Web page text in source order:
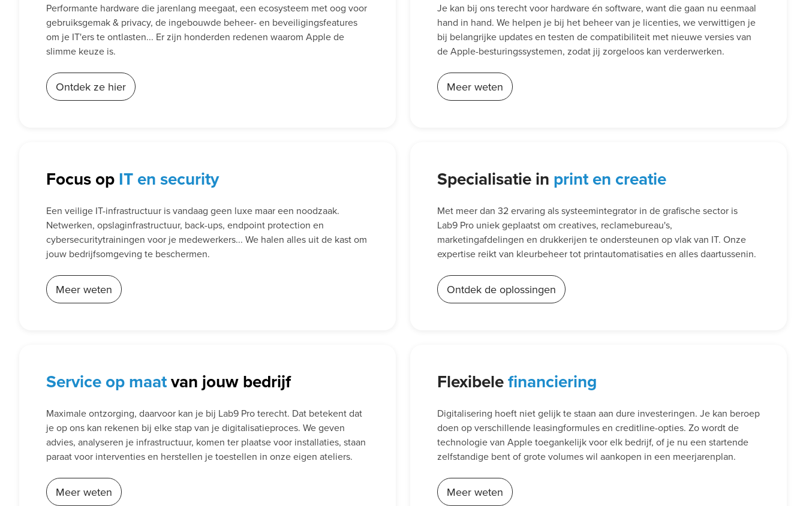
Performante hardware die jarenlang meegaat, een ecosysteem met oog voor
gebruiksgemak & privacy, de ingebouwde beheer- en beveiligingsfeatures
om je IT'ers te ontlasten... Er zijn honderden redenen waarom Apple de
slimme keuze is.
Ontdek ze hier
Je kan bij ons terecht voor hardware én software, want die gaan nu eenmaal
hand in hand. We helpen je bij het beheer van je licenties, we verwittigen je
bij belangrijke updates en testen de compatibiliteit met nieuwe versies van
de Apple-besturingssystemen, zodat jij zorgeloos kan verderwerken.
Meer weten
Focus op IT en security
Een veilige IT-infrastructuur is vandaag geen luxe maar een noodzaak.
Netwerken, opslaginfrastructuur, back-ups, endpoint protection en
cybersecuritytrainingen voor je medewerkers... We halen alles uit de kast om
jouw bedrijfsomgeving te beschermen.
Meer weten
Specialisatie in print en creatie
Met meer dan 32 ervaring als systeemintegrator in de grafische sector is
Lab9 Pro uniek geplaatst om creatives, reclamebureau's,
marketingafdelingen en drukkerijen te ondersteunen op vlak van IT. Onze
expertise reikt van kleurbeheer tot printautomatisaties en alles daartussenin.
Ontdek de oplossingen
Service op maatvan jouw bedrijf
Maximale ontzorging, daarvoor kan je bij Lab9 Pro terecht. Dat betekent dat
je op ons kan rekenen bij elke stap van je digitalisatieproces. We geven
advies, analyseren je infrastructuur, komen ter plaatse voor installaties, staan
paraat voor interventies en herstellen je toestellen in onze eigen ateliers.
Meer weten
Flexibelefinanciering
Digitalisering hoeft niet gelijk te staan aan dure investeringen. Je kan beroep
doen op verschillende leasingformules en creditline-opties. Zo wordt de
technologie van Apple toegankelijk voor elk bedrijf, of je nu een startende
zelfstandige bent of grote volumes wil aankopen in een meerjarenplan.
Meer weten